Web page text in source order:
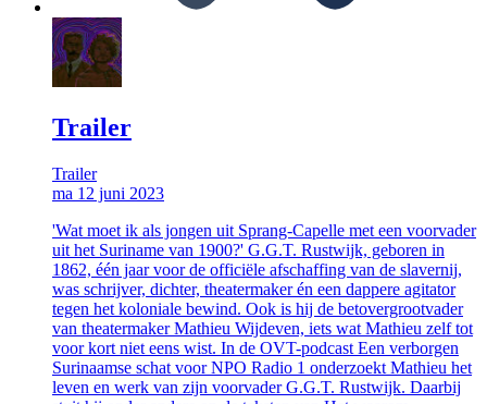
Trailer
Trailer
ma 12 juni 2023
'Wat moet ik als jongen uit Sprang-Capelle met een voorvader
uit het Suriname van 1900?' G.G.T. Rustwijk, geboren in
1862, één jaar voor de officiële afschaffing van de slavernij,
was schrijver, dichter, theatermaker én een dappere agitator
tegen het koloniale bewind. Ook is hij de betovergrootvader
van theatermaker Mathieu Wijdeven, iets wat Mathieu zelf tot
voor kort niet eens wist. In de OVT-podcast Een verborgen
Surinaamse schat voor NPO Radio 1 onderzoekt Mathieu het
leven en werk van zijn voorvader G.G.T. Rustwijk. Daarbij